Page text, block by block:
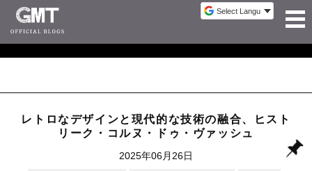
レトロなデザインと現代的な技術の融合、ヒスト
リーク・コルヌ・ドゥ・ヴァッシュ
2025年06月26日